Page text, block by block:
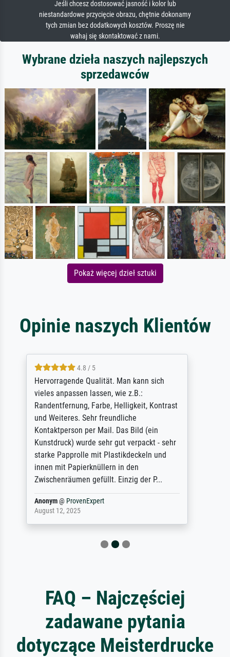
Jeśli chcesz dostosować jasność i kolor lub
niestandardowe przycięcie obrazu, chętnie dokonamy
tych zmian bez dodatkowych kosztów. Proszę nie
wahaj się skontaktować z nami.
Wybrane dzieła naszych najlepszych
sprzedawców
Pokaż więcej dzieł sztuki
Opinie naszych Klientów
4.8 / 5
So, I ordered a large print of The
Annunciation by Fra Angelico from a very
large and popular American "art/poster"
site advertising giclee print quality. The
quality for a large print was atrocious. They
refunded me when I sent pictures of the
blurry print vs. a Wikipedia commons
representation. They stated they couldn't
do ...
Anonym @ProvenExpert
December 4, 2025
FAQ – Najczęściej
zadawane pytania
dotyczące Meisterdrucke